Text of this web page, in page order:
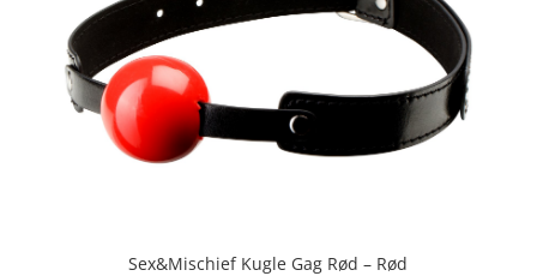
Sex&Mischief Kugle Gag Rød – Rød